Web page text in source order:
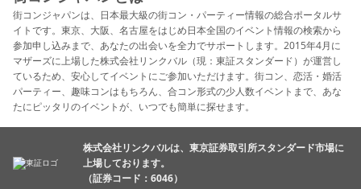
街コンジャパンは、日本最大級の街コン・パーティー情報の総合ポータルサ
イトです。東京、大阪、名古屋をはじめ日本全国のイベント情報の検索から
参加申し込みまで、あなたの出会いを全力でサポートします。2015年4月に
マザーズに上場した株式会社リンクバル（現：東証スタンダード）が運営し
ているため、安心してイベントにご参加いただけます。街コン、恋活・婚活
パーティー、趣味コンはもちろん、合コン形式の少人数イベントまで、あな
たにピッタリのイベントが、いつでも簡単に探せます。
株式会社リンクバルは、東京証券取引所スタンダード市場に
上場しております。
（証券コード：6046）